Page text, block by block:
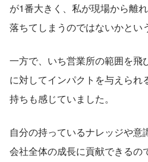
が1番大きく、私が現場から離
落ちてしまうのではないかとい
一方で、いち営業所の範囲を飛
に対してインパクトを与えられ
持ちも感じていました。
自分の持っているナレッジや
会社全体の成長に貢献できるの